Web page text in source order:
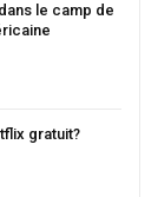
le camp de
gratuit?